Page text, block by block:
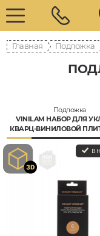
Главная Подложка
Подложка
VINILAM НАБОР ДЛЯ
КВАРЦ-ВИНИЛОВОЙ
WPC
В